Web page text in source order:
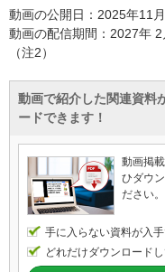
動画の公開日：2025年11
動画の配信期間：2027年
（注2）
動画で紹介した関連資料
ードできます！
動画掲
ひダウ
ださい。
手に入らない資料が入手
どれだけダウンロード